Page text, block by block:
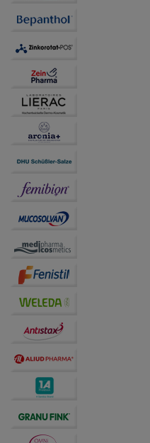
Informationen über die
unserer Website
Website weiter für Sie
auf unserer Website
Drittseiten möglichst
Bitte beachten Sie, dass
Dritte wie z.B. Google
übertragen werden.